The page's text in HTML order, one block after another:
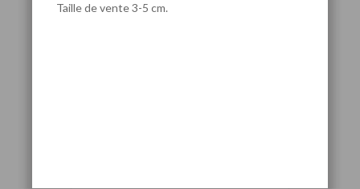
Taille de vente 3-5 cm.